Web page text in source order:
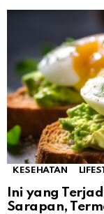
KESEHATAN
Ini yang
Sarapan,